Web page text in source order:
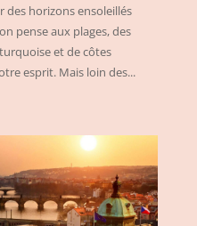
des horizons ensoleillés
pense aux plages, des
et de côtes
esprit. Mais loin des...